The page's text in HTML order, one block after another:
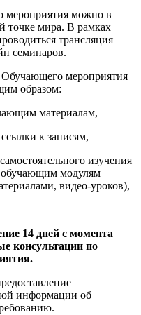
мероприятия можно в
точке мира. В рамках
трансляция
семинаров.
мероприятия
образом:
материалам,
к записям,
изучения
модулям
видео-уроков),
14 дней с момента
консультации по
информации об